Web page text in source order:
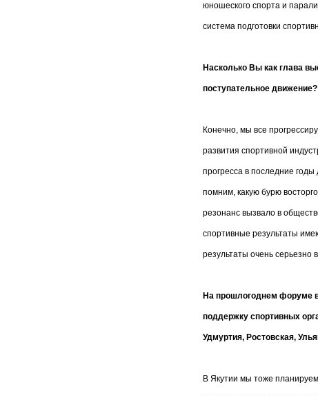
юношеского спорта и
система подготовки
Насколько Вы как глава
поступательное движение?
Конечно, мы все
развития спортивной
прогресса в последние
помним, какую бурю
резонанс вызвало в
спортивные результаты
результаты очень
На прошлогоднем форуме
поддержку спортивных
Удмуртия, Ростовская,
В Якутии мы тоже